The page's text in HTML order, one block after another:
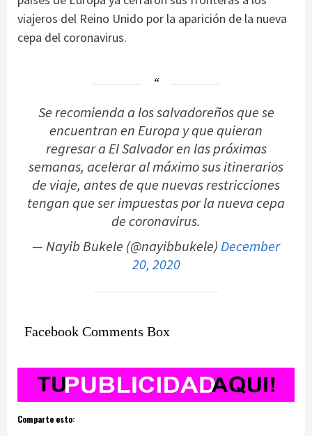
viajeros del Reino Unido por la aparición de la nueva
cepa del coronavirus.
Se recomienda a los salvadoreños que se
encuentran en Europa y que quieran
regresar a El Salvador en las próximas
semanas, acelerar al máximo sus itinerarios
de viaje, antes de que nuevas restricciones
tengan que ser impuestas por la nueva cepa
de coronavirus.
— Nayib Bukele (@nayibbukele)December
20, 2020
Facebook Comments Box
Comparte esto: